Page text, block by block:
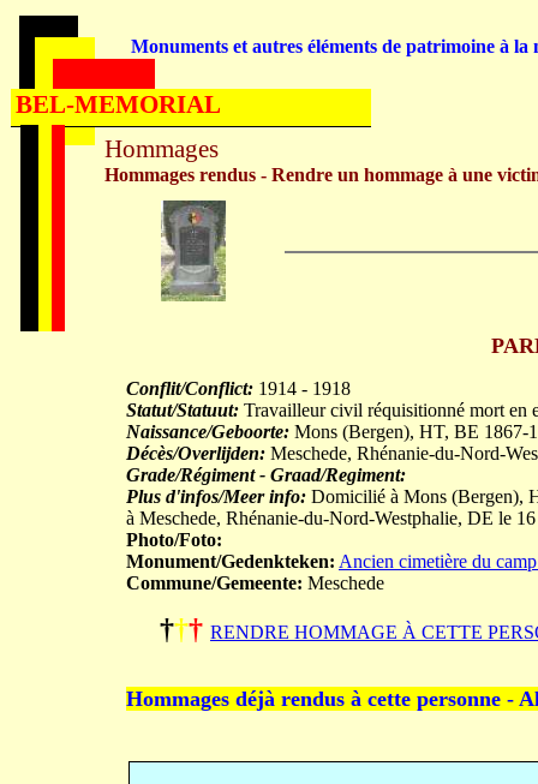
Conflit/Conflict: 1914 - 1918
Statut/Statuut: Travailleur civil réquisitionné mort en
Naissance/Geboorte: Mons (Bergen), HT, BE 1867-
Décès/Overlijden: Meschede, Rhénanie-du-Nord-
Grade/Régiment - Graad/Regiment:
Plus d'infos/Meer info: Domicilié à Mons (Bergen),
à Meschede, Rhénanie-du-Nord-Westphalie, DE le
Photo/Foto:
Monument/Gedenkteken: Ancien cimetière du
Commune/Gemeente: Meschede
††† RENDRE HOMMAGE À CETTE
Hommages déjà rendus à cette personne -
Hommages
Hommages rendus - Rendre un hommage à une
Monuments et autres éléments de patrimoine à la
BEL-MEMORIAL